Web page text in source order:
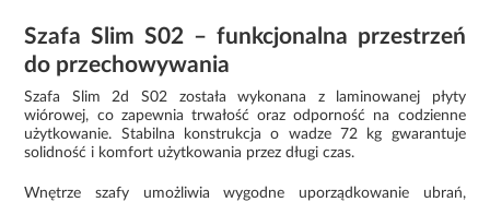
Szafa Slim S02 – funkcjonalna przestrzeń
do przechowywania
Szafa Slim 2d S02 została wykonana z laminowanej płyty
wiórowej, co zapewnia trwałość oraz odporność na codzienne
użytkowanie. Stabilna konstrukcja o wadze 72 kg gwarantuje
solidność i komfort użytkowania przez długi czas.
Wnętrze szafy umożliwia wygodne uporządkowanie ubrań,